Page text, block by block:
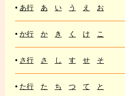
• あ行 あ い う え お
• か行 か き く け こ
• さ行 さ し す せ そ
• た行 た ち つ て と